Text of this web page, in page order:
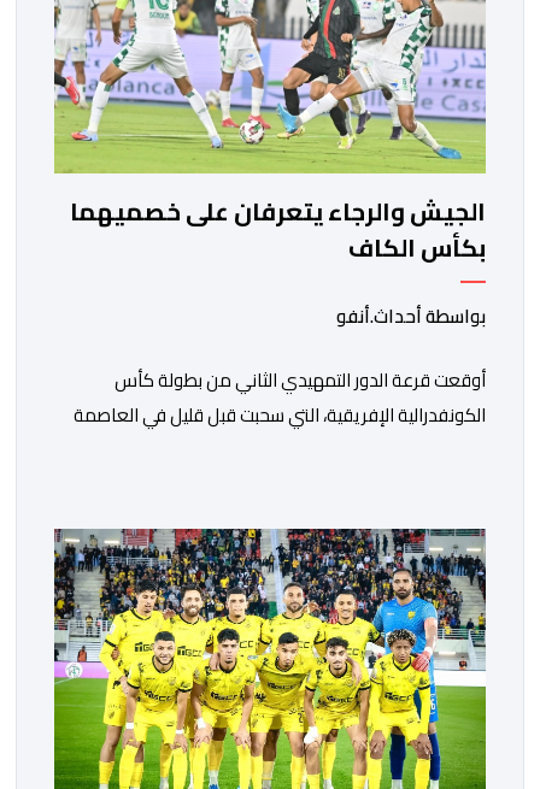
الجيش والرجاء يتعرفان على خصميهما
بكأس الكاف
بواسطة أحداث.أنفو
أوقعت قرعة الدور التمهيدي الثاني من بطولة كأس
الكونفدرالية الإفريقية، التي سحبت قبل قليل في العاصمة
ووسط القارة. ​وسيكون نادي الرجاء الرياضي على موعد مع
مواجهة المتأهل من المباراة التي تجمع بين إيل كانيمي
واريورز النيجيري ونادي أوديب ممثل […]